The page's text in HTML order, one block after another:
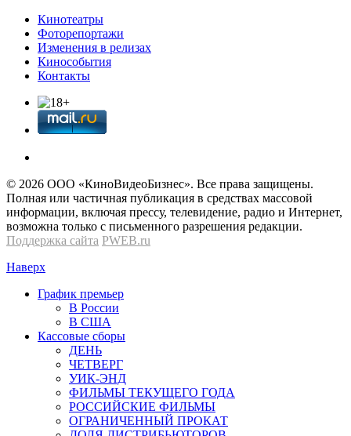
Кинотеатры
Фоторепортажи
Изменения в релизах
Кинособытия
Контакты
© 2026 OOО «КиноВидеоБизнес». Все права защищены.
Полная или частичная публикация в средствах массовой
информации, включая прессу, телевидение, радио и Интернет,
возможна только с письменного разрешения редакции.
Поддержка сайта PWEB.ru
Наверх
График премьер
В России
В США
Кассовые сборы
ДЕНЬ
ЧЕТВЕРГ
УИК-ЭНД
ФИЛЬМЫ ТЕКУЩЕГО ГОДА
РОССИЙСКИЕ ФИЛЬМЫ
ОГРАНИЧЕННЫЙ ПРОКАТ